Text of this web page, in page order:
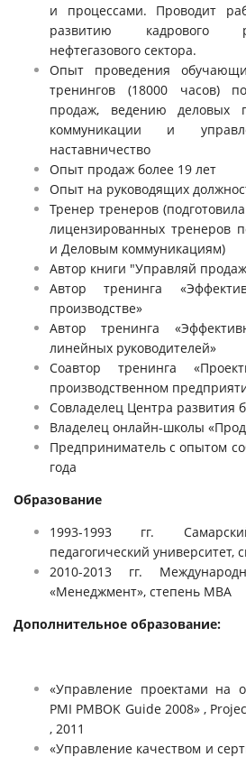
и процессами. Проводит
развитию кадрового
нефтегазового сектора.
Опыт проведения
тренингов (18000 часов)
продаж, ведению деловых
коммуникации и
наставничество
Опыт продаж более 19 лет
Опыт на руководящих
Тренер тренеров
лицензированных тренеров
и Деловым коммуникациям)
Автор книги "Управляй
Автор тренинга
производстве»
Автор тренинга
линейных руководителей»
Соавтор тренинга
производственном
Совладелец Центра развития
Владелец онлайн-школы
Предприниматель с опытом
года
Образование
1993-1993 гг.
педагогический университет,
2010-2013 гг.
«Менеджмент», степень MBA
Дополнительное образование:
«Управление проектами на
PMI PMBOK Guide 2008» ,
, 2011
«Управление качеством и